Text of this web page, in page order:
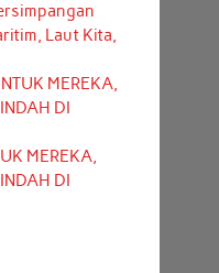
Laut Kita,
MEREKA,
DI
MEREKA,
DI